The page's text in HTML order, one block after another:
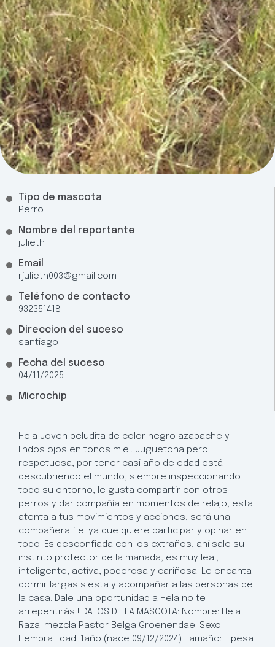
Tipo de mascota
Perro
Nombre del reportante
julieth
Email
rjulieth003@gmail.com
Teléfono de contacto
932351418
Direccion del suceso
santiago
Fecha del suceso
04/11/2025
Microchip
Hela Joven peludita de color negro azabache y
lindos ojos en tonos miel. Juguetona pero
respetuosa, por tener casi año de edad está
descubriendo el mundo, siempre inspeccionando
todo su entorno, le gusta compartir con otros
perros y dar compañía en momentos de relajo, esta
atenta a tus movimientos y acciones, será una
compañera fiel ya que quiere participar y opinar en
todo. Es desconfiada con los extraños, ahí sale su
instinto protector de la manada, es muy leal,
inteligente, activa, poderosa y cariñosa. Le encanta
dormir largas siesta y acompañar a las personas de
la casa. Dale una oportunidad a Hela no te
arrepentirás!! DATOS DE LA MASCOTA: Nombre: Hela
Raza: mezcla Pastor Belga Groenendael Sexo:
Hembra Edad: 1año (nace 09/12/2024) Tamaño: L pesa